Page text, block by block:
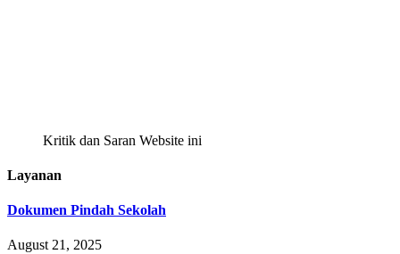
Kritik dan Saran Website ini
Layanan
Dokumen Pindah Sekolah
August 21, 2025